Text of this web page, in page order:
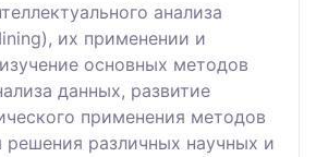
анализа
их применении и
основных методов
данных, развитие
применения методов
решения различных научных и